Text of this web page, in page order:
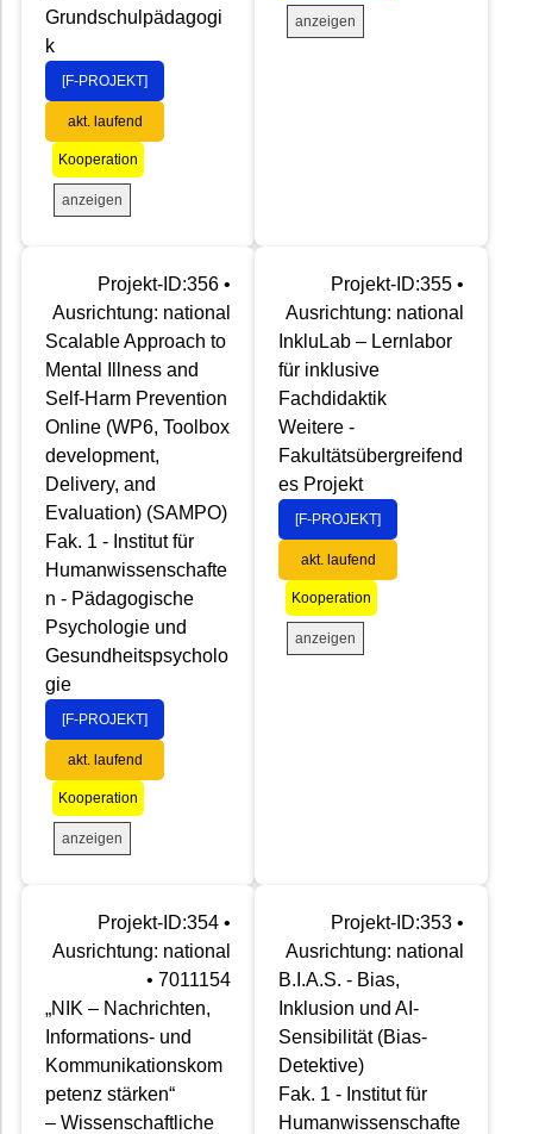
Grundschulpädagogi
k
[F-PROJEKT]
akt. laufend
Kooperation
anzeigen
anzeigen
Projekt-ID:356 •
Ausrichtung: national
Scalable Approach to
Mental Illness and
Self-Harm Prevention
Online (WP6, Toolbox
development,
Delivery, and
Evaluation) (SAMPO)
Fak. 1 - Institut für
Humanwissenschafte
n - Pädagogische
Psychologie und
Gesundheitspsycholo
gie
[F-PROJEKT]
akt. laufend
Kooperation
anzeigen
Projekt-ID:355 •
Ausrichtung: national
InkluLab – Lernlabor
für inklusive
Fachdidaktik
Weitere -
Fakultätsübergreifend
es Projekt
[F-PROJEKT]
akt. laufend
Kooperation
anzeigen
Projekt-ID:354 •
Ausrichtung: national
• 7011154
„NIK – Nachrichten,
Informations- und
Kommunikationskom
petenz stärken“
– Wissenschaftliche
Projekt-ID:353 •
Ausrichtung: national
B.I.A.S. - Bias,
Inklusion und AI-
Sensibilität (Bias-
Detektive)
Fak. 1 - Institut für
Humanwissenschafte